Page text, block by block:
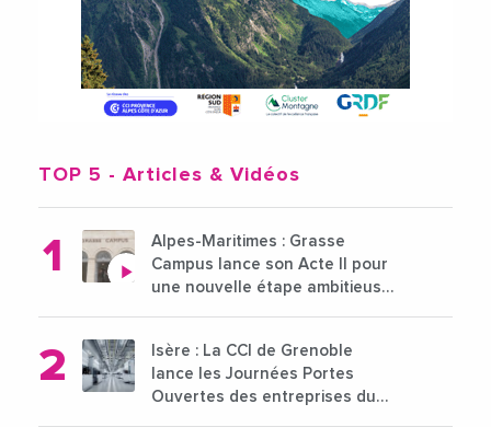
TOP 5 - Articles & Vidéos
Alpes-Maritimes : Grasse
Campus lance son Acte II pour
une nouvelle étape ambitieuse
Isère : La CCI de Grenoble
lance les Journées Portes
Ouvertes des entreprises du